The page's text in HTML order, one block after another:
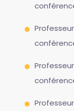
Professeur
Professeur
Professeur